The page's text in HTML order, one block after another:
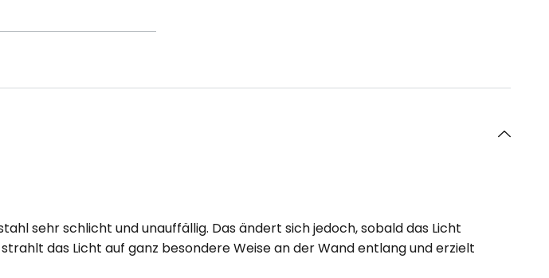
sehr schlicht und unauffällig. Das ändert sich jedoch, sobald das Licht
das Licht auf ganz besondere Weise an der Wand entlang und erzielt